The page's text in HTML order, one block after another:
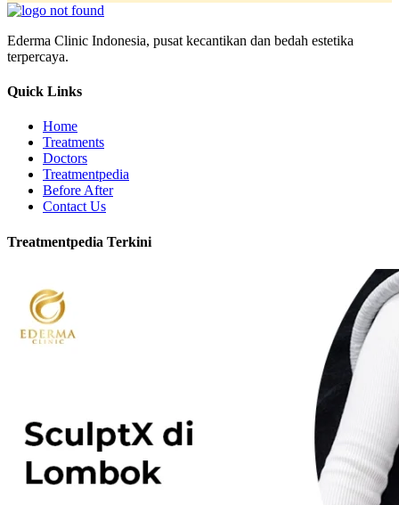
Ederma Clinic Indonesia, pusat kecantikan dan bedah estetika
terpercaya.
Quick Links
Home
Treatments
Doctors
Treatmentpedia
Before After
Contact Us
Treatmentpedia Terkini